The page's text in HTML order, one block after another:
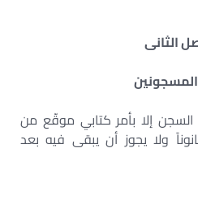
الثانى
السجن إلا بأمر كتابي موقّع من
ولا يجوز أن يبقى فيه بعد